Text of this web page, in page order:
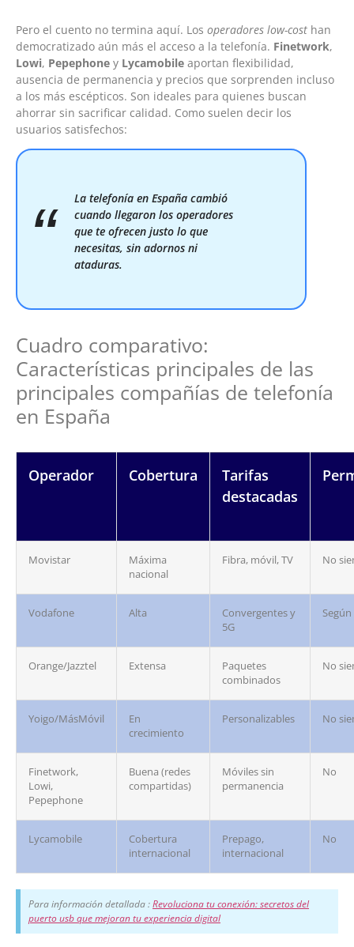
Pero el cuento no termina aquí. Los operadores low-cost han
democratizado aún más el acceso a la telefonía. Finetwork,
Lowi, Pepephone y Lycamobile aportan flexibilidad,
ausencia de permanencia y precios que sorprenden incluso
a los más escépticos. Son ideales para quienes buscan
ahorrar sin sacrificar calidad. Como suelen decir los
usuarios satisfechos:
La telefonía en España cambió
cuando llegaron los operadores
que te ofrecen justo lo que
necesitas, sin adornos ni
ataduras.
Cuadro comparativo:
Características principales de las
principales compañías de telefonía
en España
Operador Cobertura
Tarifas
destacadas
Movistar
Máxima
nacional
Fibra, móvil, TV No
Vodafone Alta
Convergentes y
5G
Orange/Jazztel Extensa
Paquetes
combinados
No
Yoigo/MásMóvil
En
crecimiento
Personalizables No
Finetwork,
Lowi,
Pepephone
Buena (redes
compartidas)
Móviles sin
permanencia
No
Lycamobile
Cobertura
internacional
Prepago,
internacional
No
Para información detallada :Revoluciona tu conexión: secretos del
puerto usb que mejoran tu experiencia digital